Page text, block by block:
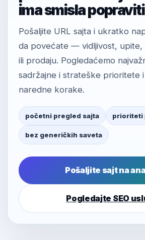
ima smisla
Pošaljite URL sajta i ukratko
da povećate — vidljivost, upite,
ili prodaju. Pogledaćemo
sadržajne i strateške prioritete
naredne korake.
početni pregled sajta prioriteti
bez generičkih saveta
Pošaljite sajt na
Pogledajte SEO